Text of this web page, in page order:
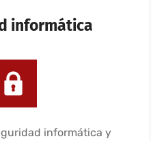
informática
informática y